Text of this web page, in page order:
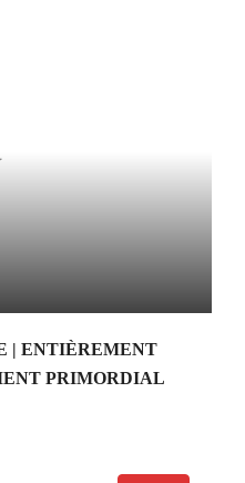
| ENTIÈREMENT
PRIMORDIAL